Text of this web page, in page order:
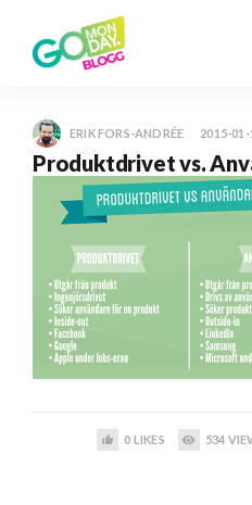
ERIK FORS-ANDRÉE 2015-01-
Produktdrivet vs.
0 LIKES 534